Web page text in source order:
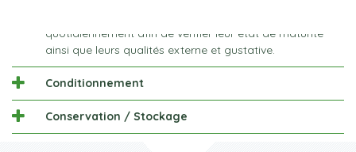
quotidiennement afin de vérifier leur état de maturité
ainsi que leurs qualités externe et gustative.
Conditionnement
Conservation / Stockage